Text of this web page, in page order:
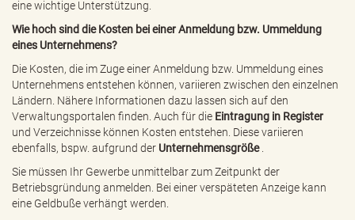
eine wichtige Unterstützung.
Wie hoch sind die Kosten bei einer Anmeldung bzw. Ummeldung
eines Unternehmens?
Die Kosten, die im Zuge einer Anmeldung bzw. Ummeldung eines
Unternehmens entstehen können, variieren zwischen den einzelnen
Ländern. Nähere Informationen dazu lassen sich auf den
Verwaltungsportalen finden. Auch für die Eintragung in Register
und Verzeichnisse können Kosten entstehen. Diese variieren
ebenfalls, bspw. aufgrund der Unternehmensgröße.
Sie müssen Ihr Gewerbe unmittelbar zum Zeitpunkt der
Betriebsgründung anmelden. Bei einer verspäteten Anzeige kann
eine Geldbuße verhängt werden.